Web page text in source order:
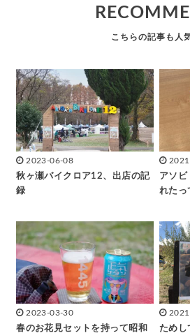
2023-06-08
秋ヶ瀬バイクロア12、出店の記
録
アソビ
れたっ
2023-03-30
春のお花見セットを持って昭和
ためし